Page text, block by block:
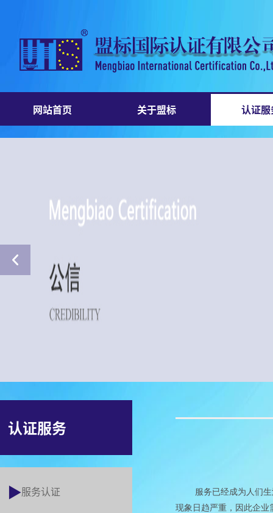
网站首页 关于盟标 认证
认证服务
服务认证
服务已经成为人们
现象日趋严重，因此企业